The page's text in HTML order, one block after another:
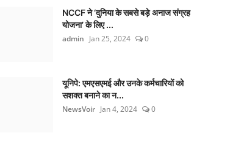
NCCF ने ‘दुनिया के सबसे बड़े अनाज संग्रह
योजना’ के लिए ...
admin Jan 25, 2024 0
यूनिपे: एमएसएमई और उनके कर्मचारियों को
सशक्त बनाने का न...
NewsVoir Jan 4, 2024 0